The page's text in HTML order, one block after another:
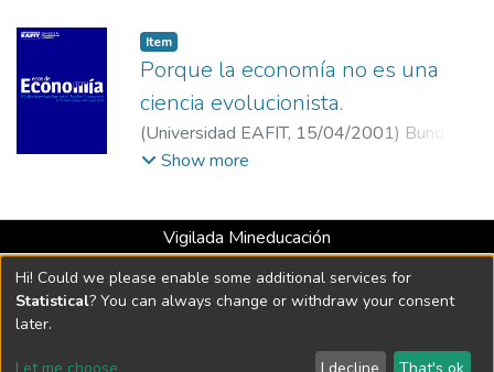
Item
Porque la economía no es una
ciencia evolucionista.
(Universidad EAFIT, 15/04/2001) Bunde
Veblen, Thorstein
Show more
Vigilada Mineducación
Universidad con Acreditación Institucional hasta 2026 -
Resolución MEN 2158 de 2018
DSpace software copyright © 2002-2026 LYRASIS
Hi! Could we please enable some additional services for
Statistical? You can always change or withdraw your consent
later.